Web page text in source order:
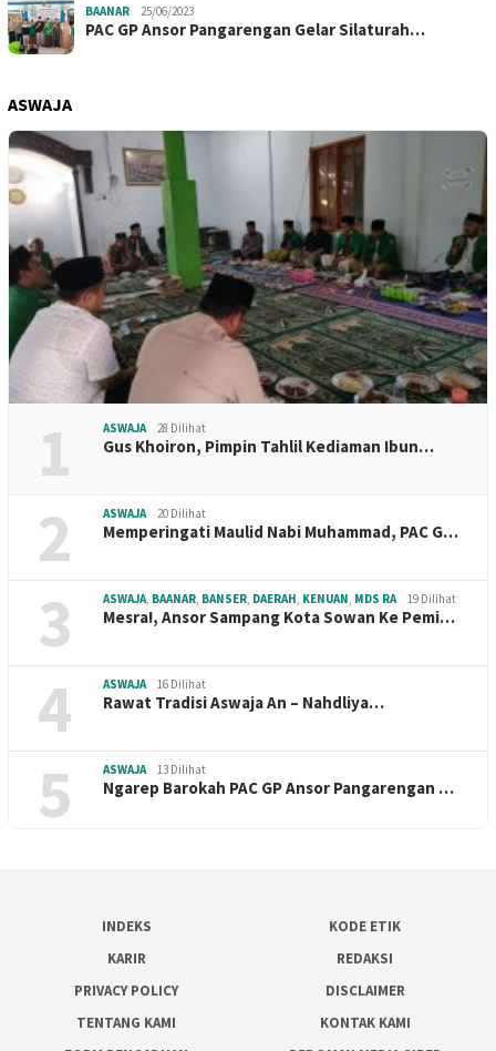
BAANAR 25/06/2023
PAC GP Ansor Pangarengan Gelar Silaturah…
ASWAJA
1 ASWAJA 28 Dilihat
Gus Khoiron, Pimpin Tahlil Kediaman Ibun…
2 ASWAJA 20 Dilihat
Memperingati Maulid Nabi Muhammad, PAC G…
3 ASWAJA BAANAR BANSER DAERAH KENUAN MDS RA 19 Dilihat
Mesra!, Ansor Sampang Kota Sowan Ke Pemi…
4 ASWAJA 16 Dilihat
Rawat Tradisi Aswaja An – Nahdliya…
5 ASWAJA 13 Dilihat
Ngarep Barokah PAC GP Ansor Pangarengan …
INDEKS
KODE ETIK
KARIR
REDAKSI
PRIVACY POLICY
DISCLAIMER
TENTANG KAMI
KONTAK KAMI